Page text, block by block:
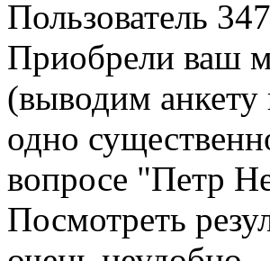
Пользователь
Приобрели ваш
(выводим анкету
одно
вопросе "Петр
Посмотреть